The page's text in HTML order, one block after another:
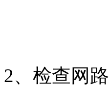
2、检查网